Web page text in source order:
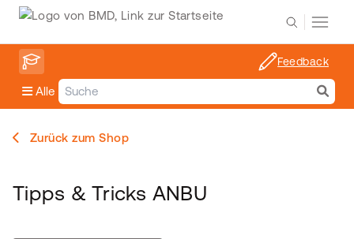
Alle
Feedback
Zurück zum Shop
Tipps & Tricks ANBU